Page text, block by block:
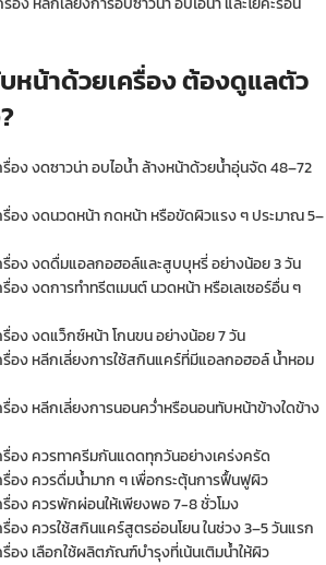
หน้าด้วยเครื่อง ต้องดูแลตัว
อง งดซาวน่า อบไอน้ำ ล้างหน้าด้วยน้ำอุ่นจัด 48–72
อง งดนวดหน้า กดหน้า หรือขัดผิวแรง ๆ ประมาณ 5–
อง งดดื่มแอลกอฮอล์และสูบบุหรี่ อย่างน้อย 3 วัน
อง งดการทำทรีตเมนต์ นวดหน้า หรือเลเซอร์อื่น ๆ
อง งดแว็กซ์หน้า โกนขน อย่างน้อย 7 วัน
อง หลีกเลี่ยงการใช้สกินแคร์ที่มีแอลกอฮอล์ น้ำหอม
อง หลีกเลี่ยงการนอนคว่ำหรือนอนทับหน้าข้างใดข้าง
อง ควรทาครีมกันแดดทุกวันอย่างเคร่งครัด
อง ควรดื่มน้ำมาก ๆ เพื่อกระตุ้นการฟื้นฟูผิว
อง ควรพักผ่อนให้เพียงพอ 7-8 ชั่วโมง
อง ควรใช้สกินแคร์สูตรอ่อนโยน ในช่วง 3–5 วันแรก
อง เลือกใช้ผลิตภัณฑ์บำรุงที่เน้นเติมน้ำให้ผิว